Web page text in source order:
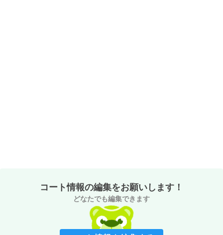
コート情報の編集をお願いします！
どなたでも編集できます